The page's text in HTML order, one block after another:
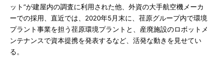
ット”が建屋内の調査に利用された他、外資の大手航空機メーカ
ーでの採用、直近では、2020年5月末に、荏原グループ内で環境
プラント事業を担う荏原環境プラントと、産廃施設のロボットメ
ンテナンスで資本提携を発表するなど、活発な動きを見せてい
る。